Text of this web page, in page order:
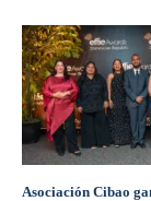
Asociación Cibao